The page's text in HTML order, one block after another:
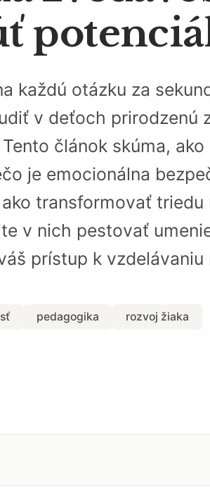
každú otázku za
v deťoch prirodzenú
článok skúma,
je emocionálna
transformovať
v nich pestovať
prístup k vzdelávaniu
pedagogika rozvoj žiaka